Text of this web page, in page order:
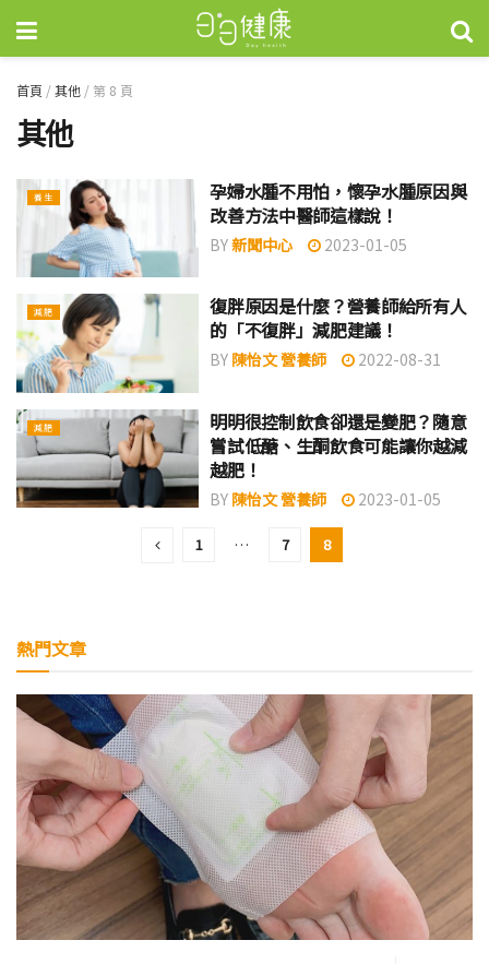
首頁 /其他 / 第 8 頁
其他
養生
孕婦水腫不用怕，懷孕水腫原因與
改善方法中醫師這樣說！
BY新聞中心 2023-01-05
減肥
復胖原因是什麼？營養師給所有人
的「不復胖」減肥建議！
BY 陳怡文 營養師 2022-08-31
減肥
明明很控制飲食卻還是變肥？隨意
嘗試低醣、生酮飲食可能讓你越減
越肥！
BY 陳怡文 營養師 2023-01-05
1 … 7 8
熱門文章